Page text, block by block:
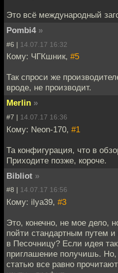
Это всё международный
Pombi4 »
#6 | 14.07.17 16:32
Кому: ЧГКшник, #5
Так спроси же
вроде, не производит.
Merlin »
#7 | 14.07.17 16:36
Кому: Neon-170, #1
Та конфигурация, что в
Приходите позже, короче.
Bibliot »
#8 | 14.07.17 16:56
Кому: ilya39, #3
Это, конечно, не мое дело,
пойти стандартным путем и
в Песочницу? Если идея
приглашение получишь.
статью все равно